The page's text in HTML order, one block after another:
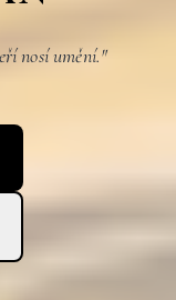
nosí umění."